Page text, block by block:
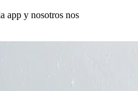
app y nosotros nos